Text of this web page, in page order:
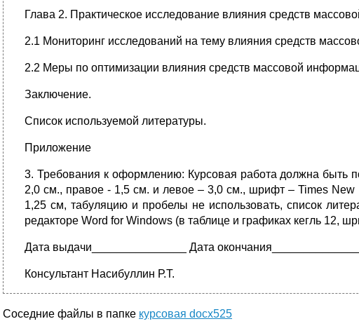
Глава 2. Практическое исследование влияния средств
2.1 Мониторинг исследований на тему влияния средств
2.2 Меры по оптимизации влияния средств массовой
Заключение.
Список используемой литературы.
Приложение
3. Требования к оформлению: Курсовая работа должна быть
2,0 см., правое - 1,5 см. и левое – 3,0 см., шрифт – Times
1,25 см, табуляцию и пробелы не использовать, список
редакторе Word for Windows (в таблице и графиках кегль 12,
Дата выдачи_______________ Дата
Консультант Насибуллин Р.Т.
Соседние файлы в папке курсовая docx525